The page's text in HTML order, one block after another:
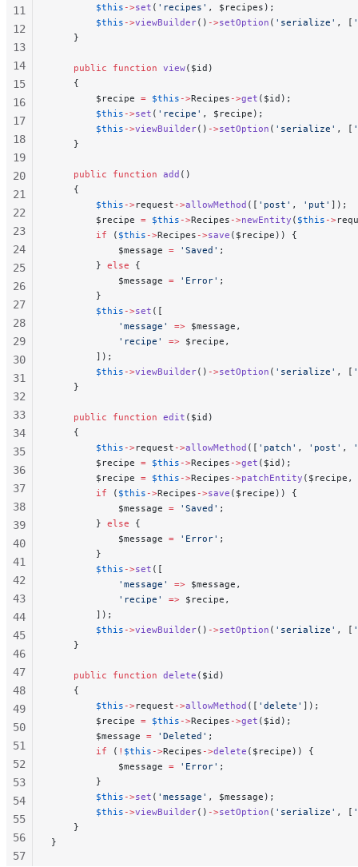
        $this
->set ( 'recipes' , $recipes);
        $this
->viewBuilder() ->setOption ( 'serialize' , [
    }
    public
function view($id)
    {
        $recipe
= $this ->Recipes ->get ($id);
        $this
->set ( 'recipe' , $recipe);
        $this
->viewBuilder() ->setOption ( 'serialize' , [
    }
    public
function add ()
    {
        $this
->request ->allowMethod ([ 'post' , 'put' ]);
        $recipe
= $this ->Recipes ->newEntity ( $this ->
        if
( $this ->Recipes ->save ($recipe)) {
            $message
= 'Saved' ;
        }
else {
            $message
= 'Error' ;
        }
        $this
->set ([
            'message'
=> $message,
            'recipe'
=> $recipe,
        ]);
        $this
->viewBuilder() ->setOption ( 'serialize' , [
    }
    public
function edit ($id)
    {
        $this
->request ->allowMethod ([ 'patch' , 'post' ,
        $recipe
= $this ->Recipes ->get ($id);
        $recipe
= $this ->Recipes ->patchEntity ($recipe,
        if
( $this ->Recipes ->save ($recipe)) {
            $message
= 'Saved' ;
        }
else {
            $message
= 'Error' ;
        }
        $this
->set ([
            'message'
=> $message,
            'recipe'
=> $recipe,
        ]);
        $this
->viewBuilder() ->setOption ( 'serialize' , [
    }
    public
function delete ($id)
    {
        $this
->request ->allowMethod ([ 'delete' ]);
        $recipe
= $this ->Recipes ->get ($id);
        $message
= 'Deleted' ;
        if
( ! $this ->Recipes ->delete ($recipe)) {
            $message
= 'Error' ;
        }
        $this
->set ( 'message' , $message);
        $this
->viewBuilder() ->setOption ( 'serialize' , [
    }
}
11
12
13
14
15
16
17
18
19
20
21
22
23
24
25
26
27
28
29
30
31
32
33
34
35
36
37
38
39
40
41
42
43
44
45
46
47
48
49
50
51
52
53
54
55
56
57